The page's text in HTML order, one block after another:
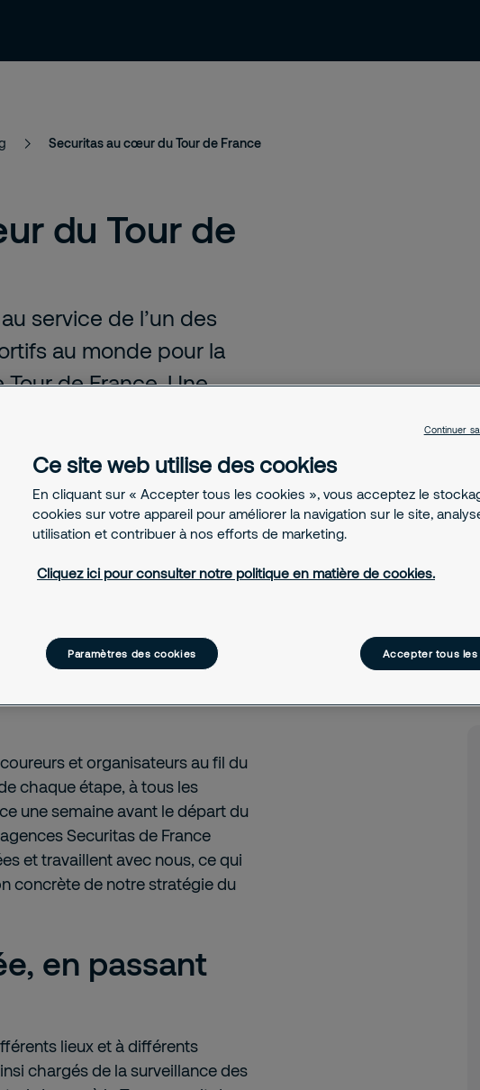
et ressources Contact et support Emploi
Securitas au cœur du Tour de France
du Tour de
service de l’un des
au monde pour la
de France. Une
comme nous
des opérations
de cette prestation.
sur les 21 étapes du Tour de
chiffres de la prestation dont
clientAmaury Sport Organisation
majeur, symbole national
et cristallise toutes les
et organisateurs au fil du
chaque étape, à tous les
une semaine avant le départ du
Securitas de France
et travaillent avec nous, ce qui
concrète de notre stratégie du
en passant
lieux et à différents
chargés de la surveillance des
Ce site web utilise des cookies
En cliquant sur « Accepter tous les cookies », vous acceptez le
cookies sur votre appareil pour améliorer la navigation sur le site,
utilisation et contribuer à nos efforts de marketing.
Cliquez ici pour consulter notre politique en matière de cookies.
Paramètres des cookies Accepter tous les
Continuer